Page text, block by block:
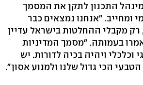
התכנון לתקן את המסמך
ומחייב. "אנחנו נמצאים כבר
לדקה ה-90, רק מקבלי ההחלטות בישראל עדיין
בעמותה. "מסמך המדיניות
וכלכלי ויהיה בכיה לדורות. יש
הכי גדול שלנו ולמנוע אסון".